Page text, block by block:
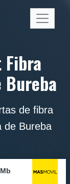
Bureba
de fibra
de Bureba